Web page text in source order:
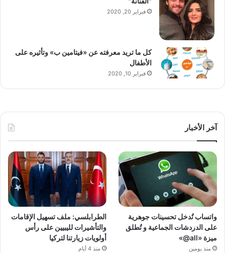
فبراير 20, 2020
كل ما تريد معرفته عن «فيتامين ب» وتأثيره على
الأطفال
فبراير 10, 2020
آخر الأخبار
واتساب تُدخل تحسينات جوهرية
على الدردشات الجماعية و تُطلق
ميزة «all@»
منذ يومين
الطرابلسي: ملف تسهيل الإقامات
والتأشيرات لليبيين على رأس
أولويات زيارتنا لتركيا
منذ 4 أيام